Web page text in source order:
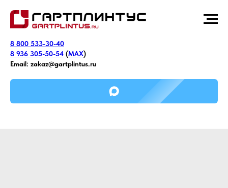
8 800 533-30-40
8 936 305-50-54 (MAX)
Email: zakaz@gartplintus.ru